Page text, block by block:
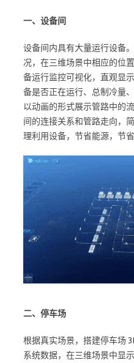
一、设备间
设备间内具有大量运行设备
况，在三维场景中相应的位
备运行监控可视化，直观显
备是否正在运行、总制冷量
以动画的形式展示管路中的
间的连接关系和管路走向，
理利用设备，节省能源，节
二、停车场
根据真实场景，搭建停车场
系统数据，在三维场景中显